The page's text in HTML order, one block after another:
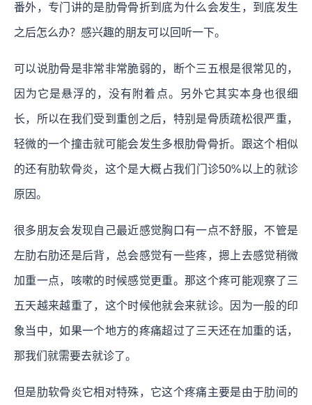
番外，专门讲的是肋骨骨折到底为什么会发生，到底发生
之后怎么办？感兴趣的朋友可以回听一下。
可以说肋骨是非常非常脆弱的，断个三五根是很常见的，
因为它是悬浮的，没有附着点。另外它其实本身也很细
长，所以在我们受到重创之后，特别是骨质疏松很严重，
轻微的一个撞击就可能会发生多根肋骨骨折。跟这个相似
的还有肋软骨炎，这个是大概占我们门诊50%以上的就诊
原因。
很多朋友会发现自己最近感觉胸口有一点不舒服，不管是
左肋右肋还是后背，总会感觉有一些疼，摁上去感觉稍微
加重一点，咳嗽的时候感觉更重。那这个疼可能观察了三
五天越来越重了，这个时候他就会来就诊。因为一般的印
象当中，如果一个地方的疼痛超过了三天还在加重的话，
那我们就需要去就诊了。
但是肋软骨炎它相对特殊，它这个疼痛主要是由于肋间的